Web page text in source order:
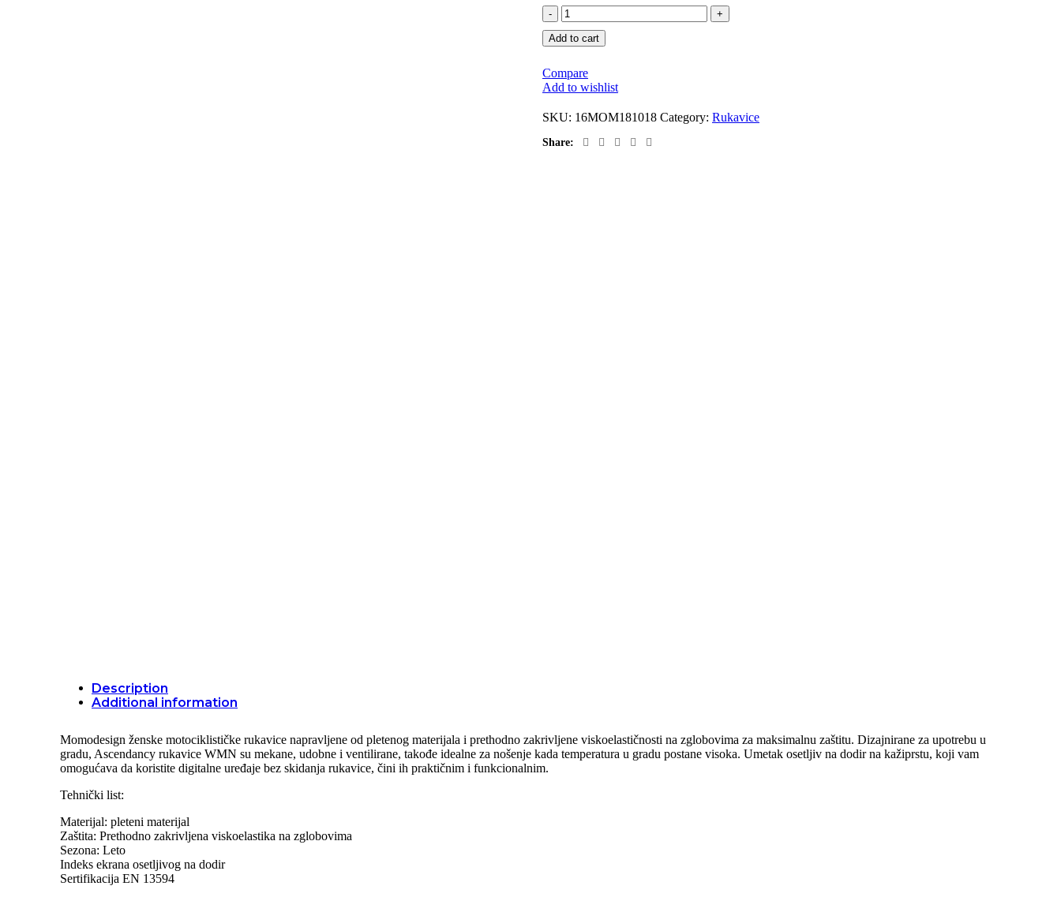
MOMO
ASCENDANCY
WMN
quantity
Add to cart
Compare
Add to wishlist
SKU: 16MOM181018 Category: Rukavice
Share:
Description
Additional information
Momodesign ženske motociklističke rukavice napravljene od pletenog materijala i prethodno zakrivljene viskoelastičnosti na zglobovima za maksimalnu zaštitu. Dizajnirane za upotrebu u
gradu, Ascendancy rukavice WMN su mekane, udobne i ventilirane, takođe idealne za nošenje kada temperatura u gradu postane visoka. Umetak osetljiv na dodir na kažiprstu, koji vam
omogućava da koristite digitalne uređaje bez skidanja rukavice, čini ih praktičnim i funkcionalnim.
Tehnički list:
Materijal: pleteni materijal
Zaštita: Prethodno zakrivljena viskoelastika na zglobovima
Sezona: Leto
Indeks ekrana osetljivog na dodir
Sertifikacija EN 13594